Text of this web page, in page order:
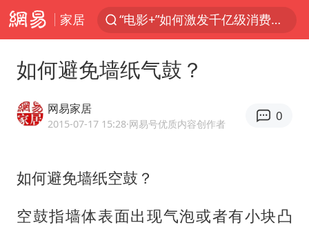
家居
“电影+”如何激发千亿级消费新活力？
U17国足点球大战淘汰河床晋级决赛
如何避免墙纸气鼓？
网易家居
2015-07-17 15:28·网易号优质内容创作者
0
如何避免墙纸空鼓？
空鼓指墙体表面出现气泡或者有小块凸